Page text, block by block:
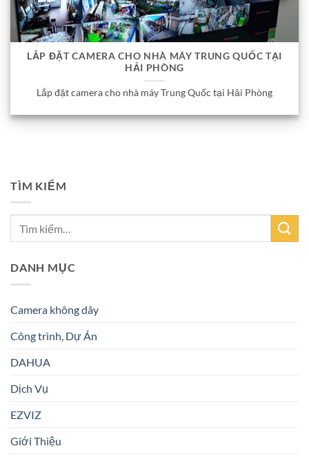
LẮP ĐẶT CAMERA CHO NHÀ MÁY TRUNG QUỐC TẠI
HẢI PHÒNG
Lắp đặt camera cho nhà máy Trung Quốc tại Hải Phòng
TÌM KIẾM
DANH MỤC
Camera không dây
Công trình, Dự Án
DAHUA
Dịch Vụ
EZVIZ
Giới Thiệu